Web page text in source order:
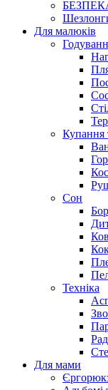
Для малюків
Купання
Сон
Техніка
Для мами